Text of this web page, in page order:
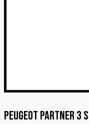
Peugeot Partner 3